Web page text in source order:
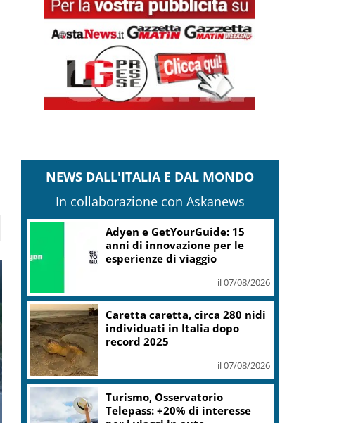
NEWS DALL'ITALIA E DAL MONDO
In collaborazione con Askanews
Adyen e GetYourGuide: 15
anni di innovazione per le
esperienze di viaggio
il 07/08/2026
Caretta caretta, circa 280 nidi
individuati in Italia dopo
record 2025
il 07/08/2026
Turismo, Osservatorio
Telepass: +20% di interesse